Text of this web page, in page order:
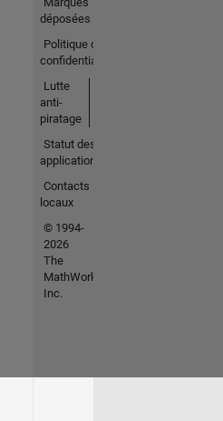
déposées
Politique de
confidentialité
Lutte
anti-
piratage
Statut des
applications
Contacts
locaux
© 1994-
2026
The
MathWorks,
Inc.